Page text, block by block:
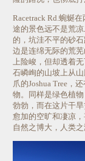
Racetrack Rd.蜿蜒
途的景色远不是荒
的，坑洼不平的砂
边是连绵无际的荒
上险峻，但却透着
石嶙峋的山坡上从
爪的Joshua Tree，
物。同样是绿色植
勃勃，而在这片干
愈加的空旷和凄凉
自然之博大，人类